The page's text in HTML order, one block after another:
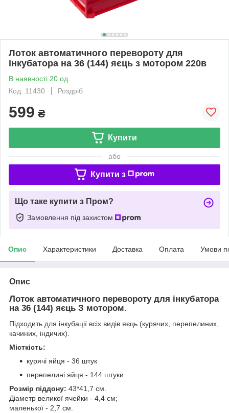
Лоток автоматичного перевороту для
інкубатора на 36 (144) яєць з мотором 220в
В наявності 20 од.
Код: 11430
Роздріб
599 ₴
Купити
або
Купити з
Що таке купити з Пром?
Замовлення під захистом
Опис Характеристики Доставка Оплата Умови
Опис
Лоток автоматичного перевороту для інкубатора
на 36 (144) яєць З мотором.
Підходить для інкубації всіх видів яєць (курячих, перепелиних,
качиних, індичих).
Місткість:
курячі яйця - 36 штук
перепелині яйця - 144 штуки
Розмір піддону: 43*41,7 см.
Діаметр великої ячейки - 4,4 см;
маленької - 2,7 см.